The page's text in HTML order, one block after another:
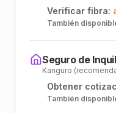
Verificar fibra:
También
Seguro de
Kanguro
Obtener
También